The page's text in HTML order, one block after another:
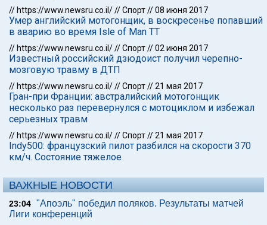
// https://www.newsru.co.il///Спорт//08 июня 2017
Умер английский мотогонщик, в воскресенье попавший
в аварию во время Isle of Man TT
// https://www.newsru.co.il///Спорт//02 июня 2017
Известный российский дзюдоист получил черепно-
мозговую травму в ДТП
// https://www.newsru.co.il///Спорт//21 мая 2017
Гран-при Франции: австралийский мотогонщик
несколько раз перевернулся с мотоциклом и избежал
серьезных травм
// https://www.newsru.co.il///Спорт//21 мая 2017
Indy500: французский пилот разбился на скорости 370
км/ч. Состояние тяжелое
ВАЖНЫЕ НОВОСТИ
23:04 "Апоэль" победил поляков. Результаты матчей
Лиги конференций